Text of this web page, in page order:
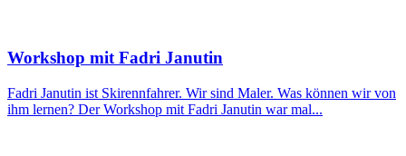
Workshop mit Fadri Janutin
Fadri Janutin ist Skirennfahrer. Wir sind Maler. Was können wir von
ihm lernen? Der Workshop mit Fadri Janutin war mal...